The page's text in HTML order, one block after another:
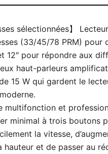
sélectionnées】
(33/45/78 PRM) pour
12″ pour répondre aux
haut-parleurs
15 W qui gardent le
multifonction et
minimal à trois boutons
la vitesse,
hauteur et de passer au